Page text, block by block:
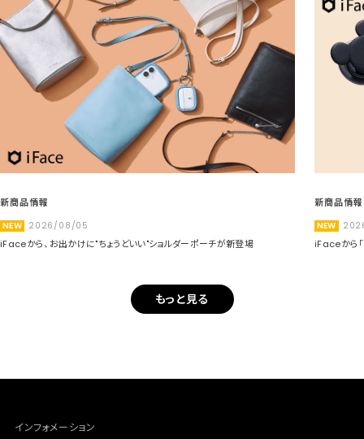
新商品情報
NEW 2026/08/05
iFaceから、お出かけに"ちょうどいい"ショルダーポーチが新登場
新商品情報
NEW
iFaceから
もっと見る
インフォメーション